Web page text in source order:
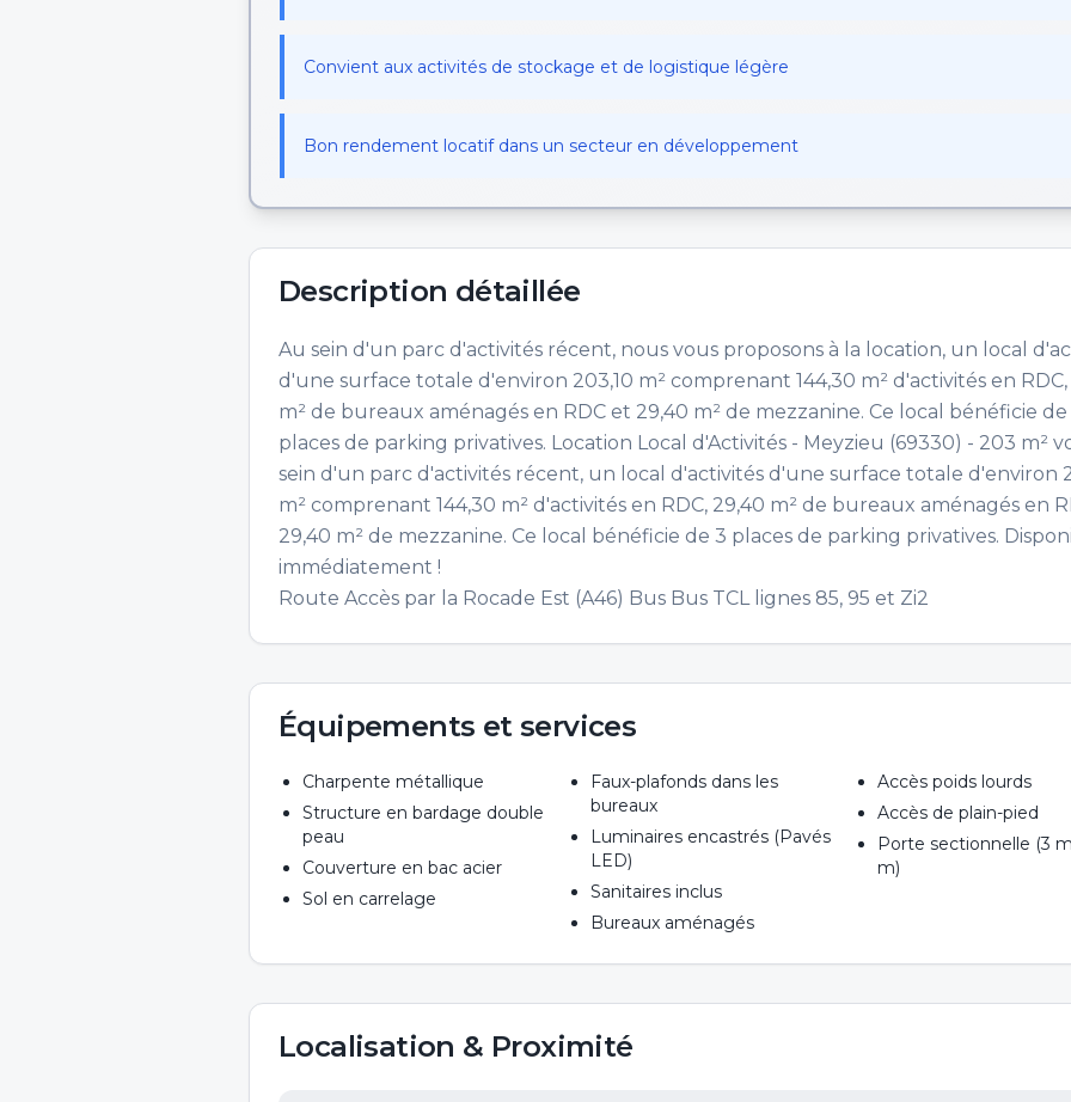
Convient aux activités de stockage et de logistique légère
Bon rendement locatif dans un secteur en développement
Description détaillée
Au sein d'un parc d'activités récent, nous vous proposons à la location, un local
d'une surface totale d'environ 203,10 m² comprenant 144,30 m² d'activités en
m² de bureaux aménagés en RDC et 29,40 m² de mezzanine. Ce local bénéficie de
places de parking privatives. Location Local d'Activités - Meyzieu (69330) - 203 m²
sein d'un parc d'activités récent, un local d'activités d'une surface totale d'environ
m² comprenant 144,30 m² d'activités en RDC, 29,40 m² de bureaux aménagés en
29,40 m² de mezzanine. Ce local bénéficie de 3 places de parking privatives.
immédiatement !
Route Accès par la Rocade Est (A46) Bus Bus TCL lignes 85, 95 et Zi2
Équipements et services
Charpente métallique
Structure en bardage double
peau
Couverture en bac acier
Sol en carrelage
Faux-plafonds dans les
bureaux
Luminaires encastrés (Pavés
LED)
Sanitaires inclus
Bureaux aménagés
Accès poids lourds
Accès de plain-pied
Porte sectionnelle (3
m)
Localisation & Proximité